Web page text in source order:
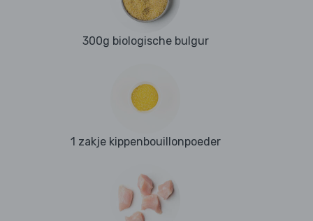
300g biologische bulgur
1 zakje kippenbouillonpoeder